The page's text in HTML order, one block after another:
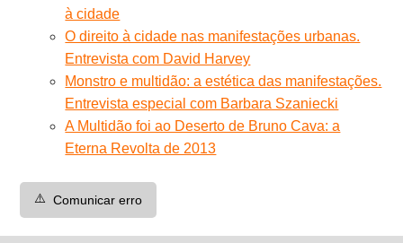
à cidade
O direito à cidade nas manifestações urbanas.
Entrevista com David Harvey
Monstro e multidão: a estética das manifestações.
Entrevista especial com Barbara Szaniecki
A Multidão foi ao Deserto de Bruno Cava: a
Eterna Revolta de 2013
⚠️ Comunicar erro